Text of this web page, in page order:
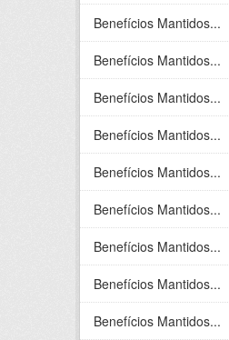
Benefícios Mantidos...
Benefícios Mantidos...
Benefícios Mantidos...
Benefícios Mantidos...
Benefícios Mantidos...
Benefícios Mantidos...
Benefícios Mantidos...
Benefícios Mantidos...
Benefícios Mantidos...